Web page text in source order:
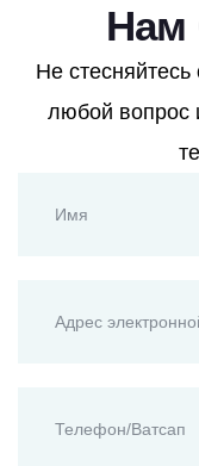
Нам
Не
любой вопрос